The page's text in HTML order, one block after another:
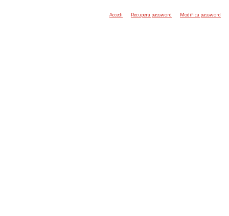
Accedi Recupera password Modifica password